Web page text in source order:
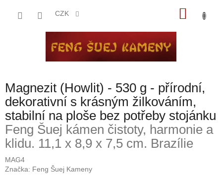
CZK
Magnezit (Howlit) - 530 g - přírodní,
dekorativní s krásným žilkováním,
stabilní na ploše bez potřeby stojánku
Feng Šuej kámen čistoty, harmonie a
klidu. 11,1 x 8,9 x 7,5 cm. Brazílie
MAG4
Značka: Feng Šuej Kameny